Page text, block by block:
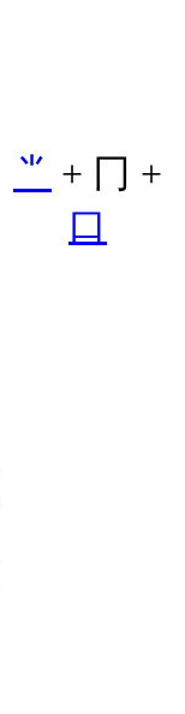
⺌ + 冂 +
口